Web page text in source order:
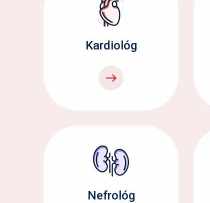
Kardiológ
Nefrológ